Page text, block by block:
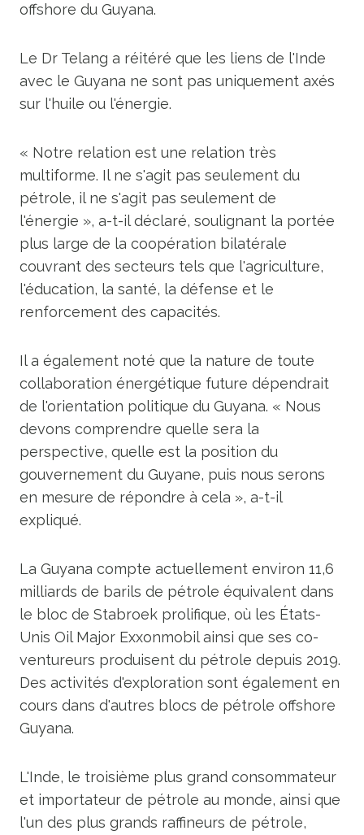
offshore du Guyana.
Le Dr Telang a réitéré que les liens de l'Inde
avec le Guyana ne sont pas uniquement axés
sur l'huile ou l'énergie.
« Notre relation est une relation très
multiforme. Il ne s'agit pas seulement du
pétrole, il ne s'agit pas seulement de
l'énergie », a-t-il déclaré, soulignant la portée
plus large de la coopération bilatérale
couvrant des secteurs tels que l'agriculture,
l'éducation, la santé, la défense et le
renforcement des capacités.
Il a également noté que la nature de toute
collaboration énergétique future dépendrait
de l'orientation politique du Guyana. « Nous
devons comprendre quelle sera la
perspective, quelle est la position du
gouvernement du Guyane, puis nous serons
en mesure de répondre à cela », a-t-il
expliqué.
La Guyana compte actuellement environ 11,6
milliards de barils de pétrole équivalent dans
le bloc de Stabroek prolifique, où les États-
Unis Oil Major Exxonmobil ainsi que ses co-
ventureurs produisent du pétrole depuis 2019.
Des activités d'exploration sont également en
cours dans d'autres blocs de pétrole offshore
Guyana.
L'Inde, le troisième plus grand consommateur
et importateur de pétrole au monde, ainsi que
l'un des plus grands raffineurs de pétrole,